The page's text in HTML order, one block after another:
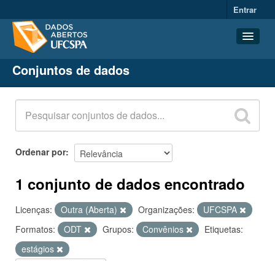
Entrar
Conjuntos de dados
Organizações
Grupos
Sobre
Conjuntos de dados
Ordenar por
1 conjunto de dados encontrado
Licenças: Outra (Aberta) Organizações:
UFCSPA
Formatos:
ODT Grupos: Convênios
Etiquetas:
estágios